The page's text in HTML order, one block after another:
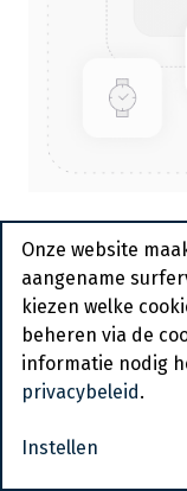
Bedrukte
Bruin La
Actief
Vraag een
Algemene
30-dagen geld
Onze website
aangename
kiezen welke
beheren via de
informatie nodig
privacybeleid .
Instellen